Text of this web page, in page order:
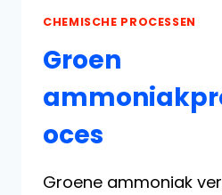
CHEMISCHE PROCESSEN
Groen
oces
Groene ammoniak